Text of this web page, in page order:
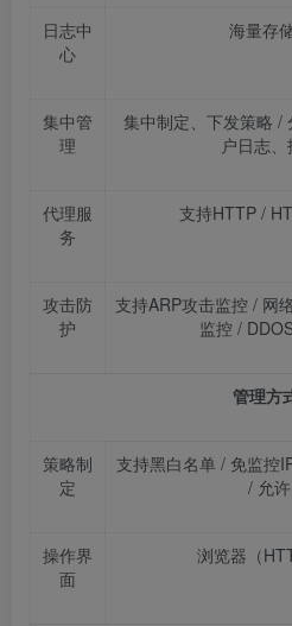
日志中
心
海量存
集中管
理
集中制定、下发策略 /
户日志
代理服
务
支持HTTP /
攻击防
护
支持ARP攻击监控 / 网
监控/
管理方
策略制
定
支持黑白名单 / 免监控
/ 允许
操作界
面
浏览器（